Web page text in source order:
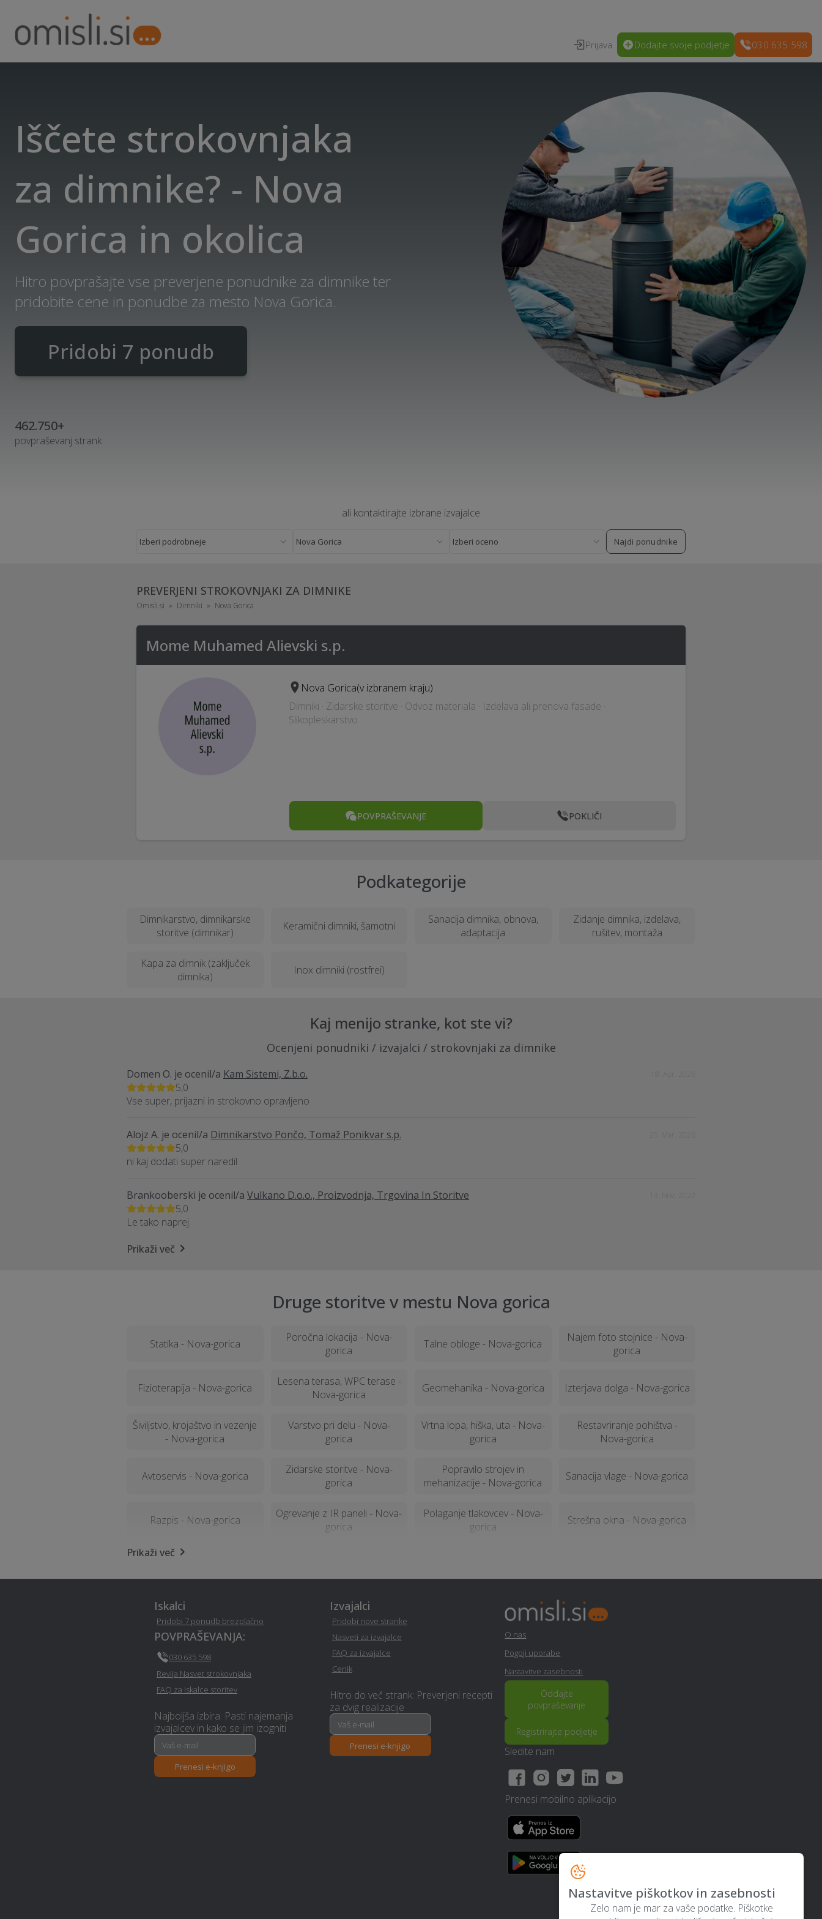
Prijava Dodajte svoje podjetje 030 635 598
Iščete strokovnjaka
za dimnike? - Nova
Gorica in okolica
Hitro povprašajte vse preverjene ponudnike za dimnike ter
pridobite cene in ponudbe za mesto Nova Gorica.
Pridobi 7 ponudb
462.750+
povpraševanj strank
ali kontaktirajte izbrane izvajalce
Najdi ponudnike
PREVERJENI STROKOVNJAKI ZA DIMNIKE
Omisli.si Dimniki Nova Gorica
Mome Muhamed Alievski s.p.
Nova Gorica(v izbranem kraju)
Dimniki · Zidarske storitve · Odvoz materiala · Izdelava ali prenova fasade ·
Slikopleskarstvo
POVPRAŠEVANJE POKLIČI
Podkategorije
Dimnikarstvo, dimnikarske
storitve (dimnikar)
Keramični dimniki, šamotni
Sanacija dimnika, obnova,
adaptacija
Zidanje dimnika, izdelava,
rušitev, montaža
Kapa za dimnik (zaključek
dimnika)
Inox dimniki (rostfrei)
Kaj menijo stranke, kot ste vi?
Ocenjeni ponudniki / izvajalci / strokovnjaki za dimnike
Domen O. je ocenil/a Kam Sistemi, Z.b.o.
5,0
Vse super, prijazni in strokovno opravljeno
Alojz A. je ocenil/a Dimnikarstvo Pončo, Tomaž Ponikvar s.p.
5,0
ni kaj dodati super naredil
Brankooberski je ocenil/a Vulkano D.o.o., Proizvodnja, Trgovina In Storitve
5,0
Le tako naprej
Prikaži več
Druge storitve v mestu Nova gorica
Statika - Nova-gorica
Poročna lokacija - Nova-
gorica
Talne obloge - Nova-gorica
Najem foto stojnice - Nova-
gorica
Fizioterapija - Nova-gorica
Lesena terasa, WPC terase -
Nova-gorica
Geomehanika - Nova-gorica Izterjava dolga - Nova-gorica
Šiviljstvo, krojaštvo in vezenje
- Nova-gorica
Varstvo pri delu - Nova-
gorica
Vrtna lopa, hiška, uta - Nova-
gorica
Restavriranje pohištva -
Nova-gorica
Avtoservis - Nova-gorica
Zidarske storitve - Nova-
gorica
Popravilo strojev in
mehanizacije - Nova-gorica
Sanacija vlage - Nova-gorica
Razpis - Nova-gorica
Ogrevanje z IR paneli - Nova-
gorica
Polaganje tlakovcev - Nova-
gorica
Strešna okna - Nova-gorica
Organizacija dogodkov -
Snemanje poroke - Nova-
Poslovni programi - Nova-
gorica
Frizerstvo - Nova-gorica
Alternativne metode
zdravljenja - Nova-gorica
Optimalen paket - Nova-
gorica
Najem mobilnega WC-ja -
Nova-gorica
Nova-gorica
Stenske obloge - Nova-
gorica
Prenova stanovanja na ključ -
Nova-gorica
Obdelava kovin in
ključavničarstvo - Nova-
Ortodontija - Nova-gorica
Pomoč na domu - Nova-
Interier / notranje
oblikovanje - Nova-gorica
Manikerstvo / pedikerstvo -
E-učenje na daljavo - Nova-
Namestitev - Nova-gorica
gorica
Klimatska naprava - Nova-
Polaganje laminata - Nova-
Tapetništvo - Nova-gorica
Prikaži več
Iskalci
Pridobi 7 ponudb brezplačno
POVPRAŠEVANJA:
030 635 598
Revija Nasvet strokovnjaka
FAQ za iskalce storitev
Najboljša izbira: Pasti najemanja
izvajalcev in kako se jim izogniti
Prenesi e-knjigo
Izvajalci
Pridobi nove stranke
Nasveti za izvajalce
FAQ za izvajalce
Cenik
Hitro do več strank: Preverjeni recepti
za dvig realizacije
Prenesi e-knjigo
O nas
Pogoji uporabe
Nastavitve zasebnosti
Oddajte
povpraševanje
Registrirajte podjetje
Sledite nam
Prenesi mobilno aplikacijo
Nastavitve piškotkov in zasebnosti
Zelo nam je mar za vaše podatke. Piškotke